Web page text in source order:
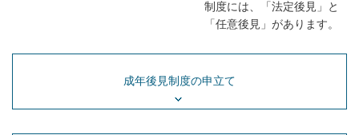
制度には、「法定後見」と
「任意後見」があります。
成年後見制度の申立て